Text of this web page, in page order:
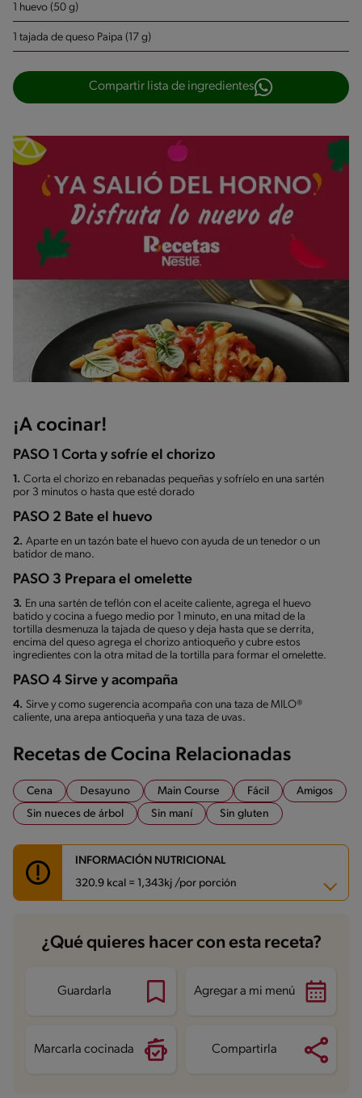
1 huevo (50 g)
1 tajada de queso Paipa (17 g)
Compartir lista de ingredientes
¡A cocinar!
PASO 1 Corta y sofríe el chorizo
1. Corta el chorizo en rebanadas pequeñas y sofríelo en una sartén
por 3 minutos o hasta que esté dorado
PASO 2 Bate el huevo
2. Aparte en un tazón bate el huevo con ayuda de un tenedor o un
batidor de mano.
PASO 3 Prepara el omelette
3. En una sartén de teflón con el aceite caliente, agrega el huevo
batido y cocina a fuego medio por 1 minuto, en una mitad de la
tortilla desmenuza la tajada de queso y deja hasta que se derrita,
encima del queso agrega el chorizo antioqueño y cubre estos
ingredientes con la otra mitad de la tortilla para formar el omelette.
PASO 4 Sirve y acompaña
4. Sirve y como sugerencia acompaña con una taza de MILO®
caliente, una arepa antioqueña y una taza de uvas.
Recetas de Cocina Relacionadas
Cena Desayuno Main Course Fácil
Amigos
Sin nueces de árbol
Sin maní Sin gluten
INFORMACIÓN NUTRICIONAL
320.9 kcal = 1,343kj /por porción
Carbohidratos 1.3 g
Energía 320.9 kcal
Grasas saturadas
548.1 mg
¿Qué quieres hacer con esta receta?
Guardarla Agregar a mi menú
Marcarla cocinada Compartirla